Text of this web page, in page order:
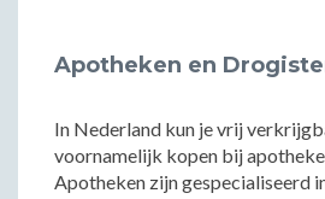
Apotheken en
In Nederland kun je vrij
voornamelijk kopen bij
Apotheken zijn gespecialiseerd